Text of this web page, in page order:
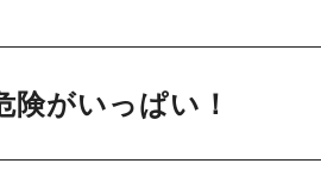
険がいっぱい！